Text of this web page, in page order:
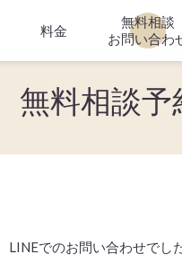
料金
無料相談
お問い合わ
無料相談
LINEでのお問い合わせでし